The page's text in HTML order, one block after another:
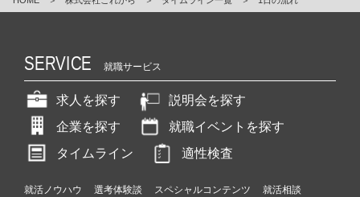
SERVICE 就職サービス
求人を探す
説明会を探す
企業を探す
就職イベントを探す
タイムライン
適性検査
就活ノウハウ 選考体験談 スペシャルコンテンツ
就活相談